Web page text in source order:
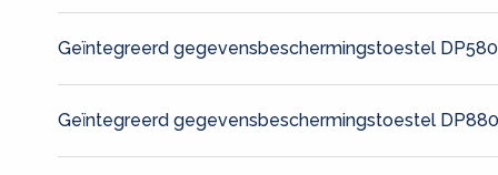
Geïntegreerd gegevensbeschermingstoestel
Geïntegreerd gegevensbeschermingstoestel